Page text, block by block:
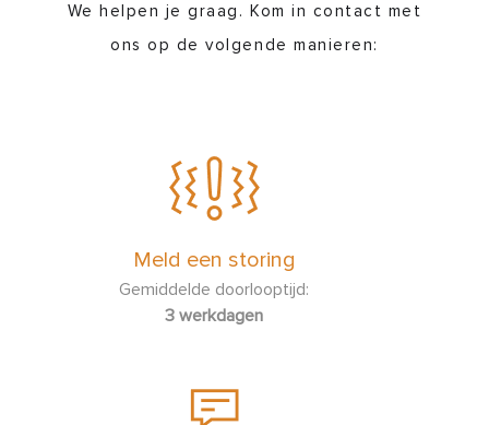
We helpen je graag. Kom in contact met
ons op de volgende manieren:
Meld een storing
Gemiddelde doorlooptijd:
3 werkdagen